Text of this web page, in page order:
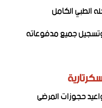
الكامل
جميع مدفوعاته
حجوزات المرضى